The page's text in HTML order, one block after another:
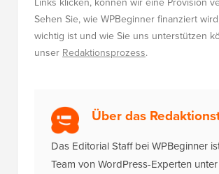
Sehen Sie, wie WPBeginner finanziert
wichtig ist und wie Sie uns unterstützen
unser Redaktionsprozess.
Über das
Das Editorial Staff bei WPBeginner
Team von WordPress-Experten